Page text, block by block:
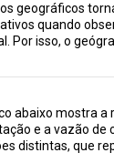
geográficos
quando
Por isso, o
abaixo mostra a
e a vazão de
distintas, que